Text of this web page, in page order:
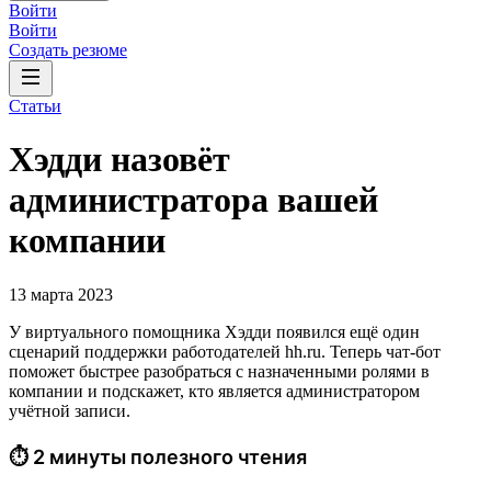
Войти
Войти
Создать резюме
Статьи
Хэдди назовёт
администратора вашей
компании
13 марта 2023
У виртуального помощника Хэдди появился ещё один
сценарий поддержки работодателей hh.ru. Теперь чат-бот
поможет быстрее разобраться с назначенными ролями в
компании и подскажет, кто является администратором
учётной записи.
⏱ 2 минуты полезного чтения